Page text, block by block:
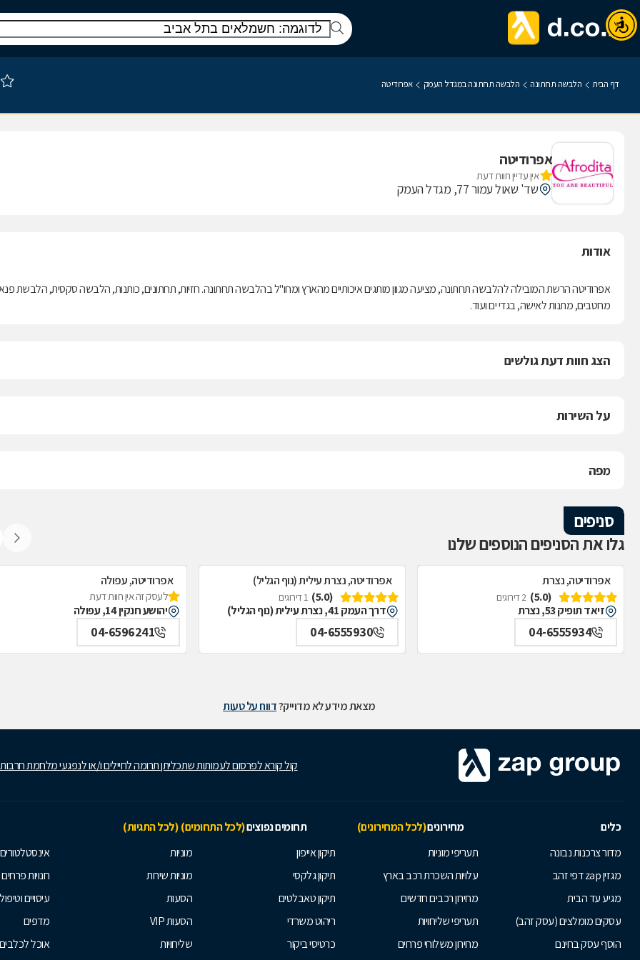
דף הבית הלבשה תחתונה הלבשה תחתונה במגדל העמק אפרודיטה
אפרודיטה
אין עדיין חוות דעת
שד' שאול עמור 77, מגדל העמק
אודות
אפרודיטה הרשת המובילה להלבשה תחתונה, מציעה מגוון מותגים איכותיים מהארץ ומחו"ל בהלבשה תחתונה. חזיות, תחתונים, כותנות, הלבשה סקסית, הלבשת
מחטבים, מתנות לאישה, בגדי ים ועוד.
הצג חוות דעת גולשים
על השירות
מפה
סניפים
גלו את הסניפים הנוספים שלנו
אפרודיטה, נצרת
(5.0)
2 דירוגים
זיאד תופיק 53, נצרת
04-6555934
אפרודיטה, נצרת עילית (נוף הגליל)
(5.0)
1 דירוגים
דרך העמק 41, נצרת עילית (נוף הגליל)
04-6555930
אפרודיטה, עפולה
לעסק זה אין חוות דעת
יהושע חנקין 14, עפולה
04-6596241
מצאת מידע לא מדוייק?דווח על טעות
קול קורא לפרסום לעמותות שתכליתן תרומה לחיילים ו/או לנפגעי מלחמת
כלים מחירונים(לכל המחירונים) תחומים נפוצים(לכל התחומים) (לכל התגיות)
מדור צרכנות נבונה
מגזין zap דפי זהב
מגיע עד הבית
עסקים מומלצים (עסק זהב)
הוסף עסק בחינם
תעריפי מוניות
עלויות השכרת רכב בארץ
מחירון רכבים חדשים
תעריפי שליחויות
מחירון משלוחי פרחים
תיקון אייפון
תיקון גלקסי
תיקון טאבלטים
ריהוט משרדי
כרטיסי ביקור
מוניות
מוניות שירות
הסעות
הסעות VIP
שליחויות
אינסטלטורים
חנויות פרחים
עיסויים
מדפים
אוכל לכלבים